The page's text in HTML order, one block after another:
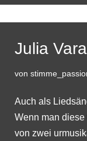
Julia
von
Auch als
Wenn man
von zwei